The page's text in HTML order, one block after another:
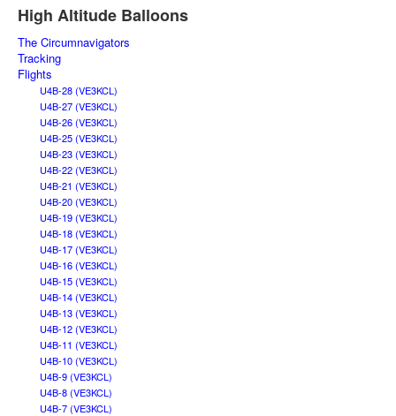
High Altitude Balloons
The Circumnavigators
Tracking
Flights
U4B-28 (VE3KCL)
U4B-27 (VE3KCL)
U4B-26 (VE3KCL)
U4B-25 (VE3KCL)
U4B-23 (VE3KCL)
U4B-22 (VE3KCL)
U4B-21 (VE3KCL)
U4B-20 (VE3KCL)
U4B-19 (VE3KCL)
U4B-18 (VE3KCL)
U4B-17 (VE3KCL)
U4B-16 (VE3KCL)
U4B-15 (VE3KCL)
U4B-14 (VE3KCL)
U4B-13 (VE3KCL)
U4B-12 (VE3KCL)
U4B-11 (VE3KCL)
U4B-10 (VE3KCL)
U4B-9 (VE3KCL)
U4B-8 (VE3KCL)
U4B-7 (VE3KCL)